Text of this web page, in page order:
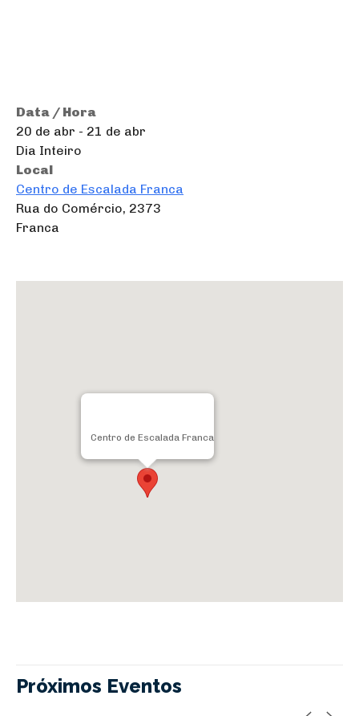
Data / Hora
20 de abr - 21 de abr
Dia Inteiro
Local
Centro de Escalada Franca
Rua do Comércio, 2373
Franca
Centro de Escalada Franca
Próximos Eventos